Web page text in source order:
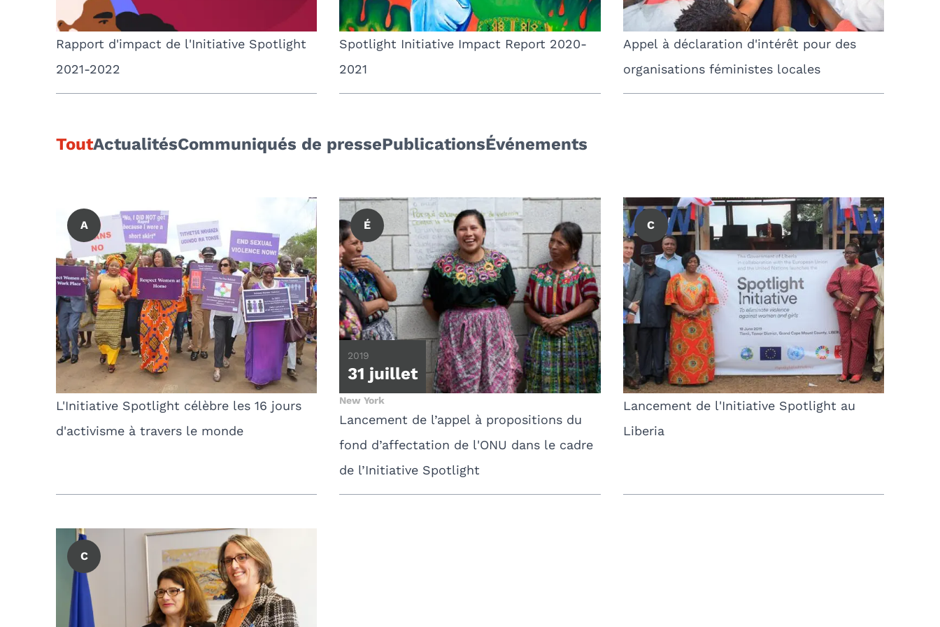
Rapport d'impact de l'Initiative Spotlight
2021-2022
Spotlight Initiative Impact Report 2020-
2021
Appel à déclaration d'intérêt pour des
organisations féministes locales
ToutActualitésCommuniqués de pressePublicationsÉvénements
A
L'Initiative Spotlight célèbre les 16 jours
d'activisme à travers le monde
É
2019
31 juillet
New York
Lancement de l’appel à propositions du
fond d’affectation de l'ONU dans le cadre
de l’Initiative Spotlight
C
Lancement de l'Initiative Spotlight au
Liberia
C